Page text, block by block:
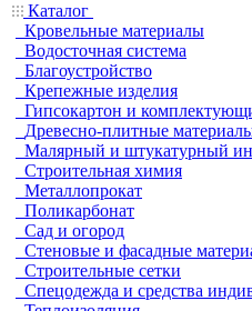
Каталог
Кровельные материалы
Водосточная система
Благоустройство
Крепежные изделия
Гипсокартон и
Древесно-плитные
Малярный и штукатурный
Строительная химия
Металлопрокат
Поликарбонат
Сад и огород
Стеновые и фасадные
Строительные сетки
Спецодежда и средства